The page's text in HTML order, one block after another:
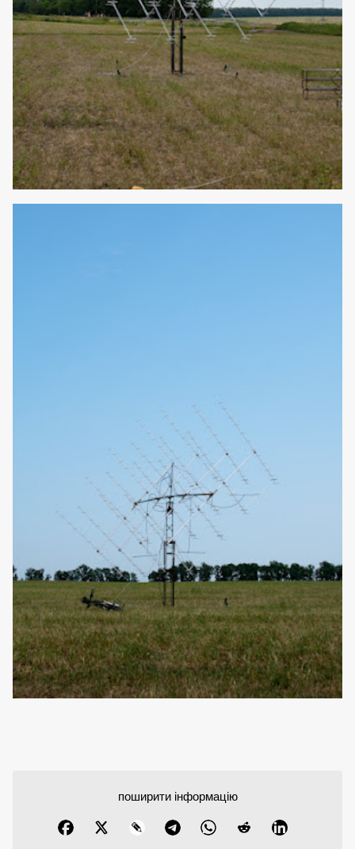
поширити інформацію